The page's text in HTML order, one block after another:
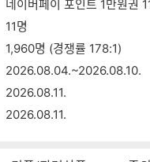
네이버페이 포인트 1만원권
11명
1,960명 (경쟁률 178:1)
2026.08.04.~2026.08.10.
2026.08.11.
2026.08.11.